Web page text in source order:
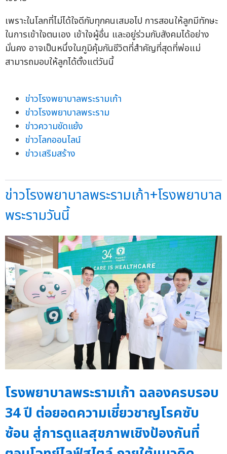
เพราะในโลกที่ไม่ได้ใจดีกับทุกคนเสมอไป การสอนให้ลูกมีทักษะ
ในการเข้าใจตนเอง เข้าใจผู้อื่น และอยู่ร่วมกับสังคมได้อย่าง
มั่นคง อาจเป็นหนึ่งในภูมิคุ้มกันชีวิตที่สำคัญที่สุดที่พ่อแม่
สามารถมอบให้ลูกได้ตั้งแต่วันนี้
ข่าวโรงพยาบาลพระรามเก้า
ข่าวโรงพยาบาลพระราม
ข่าวความขัดแย้ง
ข่าวโลกออนไลน์
ข่าวเสริมสร้าง
ข่าวโรงพยาบาลพระรามเก้า+โรงพยาบาล
พระรามวันนี้
โรงพยาบาลพระรามเก้า ฉลองครบรอบ
34 ปี ต่อยอดความเชี่ยวชาญโรคซับ
ซ้อน สู่การดูแลสุขภาพเชิงป้องกันที่